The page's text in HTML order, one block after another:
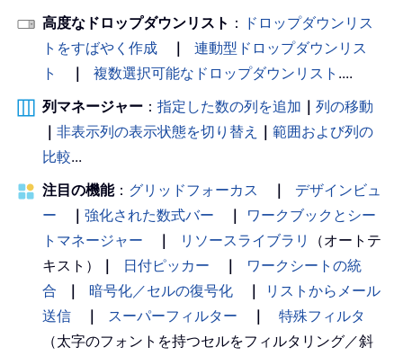
高度なドロップダウンリスト ： ドロップダウンリス
トをすばやく作成
｜
連動型ドロップダウンリス
ト
｜ 複数選択可能なドロップダウンリスト ....
列マネージャー ： 指定した数の列を追加 ｜ 列の移動
｜ 非表示列の表示状態を切り替え ｜ 範囲および列の
比較...
注目の機能： グリッドフォーカス ｜
デザインビュ
ー
｜ 強化された数式バー ｜
ワークブックとシー
トマネージャー
｜ リソースライブラリ
（オートテ
キスト）
｜ 日付ピッカー ｜
ワークシートの統
合
｜ 暗号化／セルの復号化 ｜
リストからメール
送信
｜ スーパーフィルター ｜
特殊フィルタ
（太字のフォントを持つセルをフィルタリング／斜